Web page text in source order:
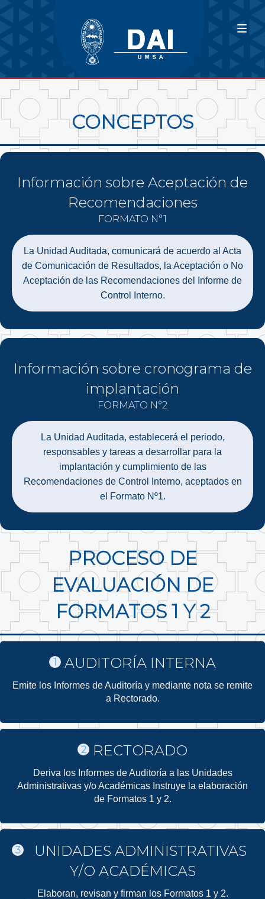
CONCEPTOS
Información sobre Aceptación de
Recomendaciones
FORMATO N°1
La Unidad Auditada, comunicará de acuerdo al Acta
de Comunicación de Resultados, la Aceptación o No
Aceptación de las Recomendaciones del Informe de
Control Interno.
Información sobre cronograma de
implantación
FORMATO N°2
La Unidad Auditada, establecerá el periodo,
responsables y tareas a desarrollar para la
implantación y cumplimiento de las
Recomendaciones de Control Interno, aceptados en
el Formato Nº1.
PROCESO DE
EVALUACIÓN DE
FORMATOS 1 Y 2
1 AUDITORÍA INTERNA
Emite los Informes de Auditoría y mediante nota se remite
a Rectorado.
2 RECTORADO
Deriva los Informes de Auditoría a las Unidades
Administrativas y/o Académicas Instruye la elaboración
de Formatos 1 y 2.
3
UNIDADES ADMINISTRATIVAS
Y/O ACADÉMICAS
Elaboran, revisan y firman los Formatos 1 y 2.